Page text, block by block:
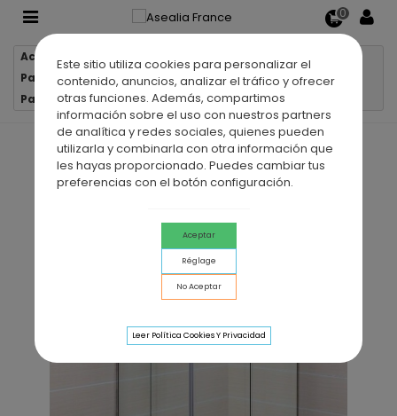
Este sitio utiliza cookies para personalizar el
contenido, anuncios, analizar el tráfico y ofrecer
otras funciones. Además, compartimos
información sobre el uso con nuestros partners
de analítica y redes sociales, quienes pueden
utilizarla y combinarla con otra información que
les hayas proporcionado. Puedes cambiar tus
preferencias con el botón configuración.
Aceptar
Réglage
No Aceptar
Leer Política Cookies Y Privacidad
0
Accueil
Parois de douche d'angle
Paroi de douche d'angle 2VF+2PC INOX MOVING